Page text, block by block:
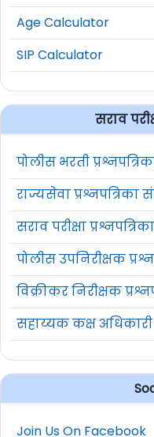
जळगाव
हिंगोली
जालना
पुणे-पुरंदर
पुणे-मुळशी
पुणे-भोर
पुणे-हवेली
वाशिम
धुळे
Age Calculator
SIP Calculator
सराव
पोलीस भरती
राज्यसेवा प्रश्नपत्रिका
सराव परीक्षा
पोलीस उपनिरीक्षक
विक्रीकर निरीक्षक
सहाय्यक कक्ष अधिकारी
Join Us On Facebook